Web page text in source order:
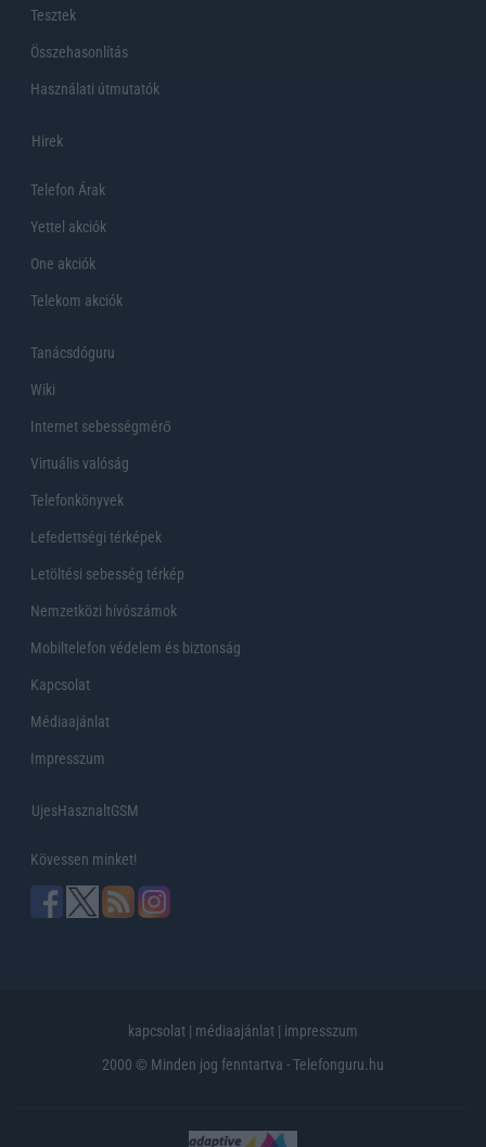
Tesztek
Összehasonlítás
Használati útmutatók
Hirek
Telefon Árak
Yettel akciók
One akciók
Telekom akciók
Tanácsdóguru
Wiki
Internet sebességmérő
Virtuális valóság
Telefonkönyvek
Lefedettségi térképek
Letöltési sebesség térkép
Nemzetközi hívószámok
Mobiltelefon védelem és biztonság
Kapcsolat
Médiaajánlat
Impresszum
UjesHasznaltGSM
Kövessen minket!
kapcsolat | médiaajánlat | impresszum
2000 © Minden jog fenntartva - Telefonguru.hu